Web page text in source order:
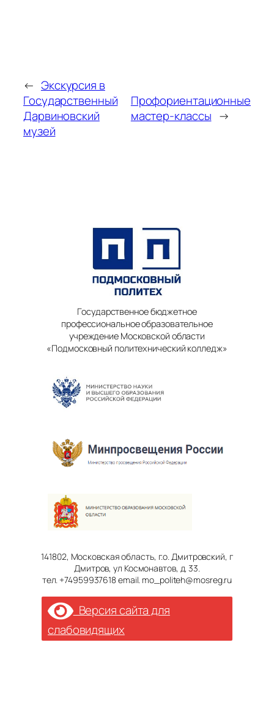
← Экскурсия в
Государственный
Дарвиновский
музей
Профориентационные
мастер-классы →
Государственное бюджетное
профессиональное образовательное
учреждение Московской области
«Подмосковный политехнический колледж»
141802, Московская область, г.о. Дмитровский, г
Дмитров, ул Космонавтов, д. 33.
тел. +74959937618 email. mo_politeh@mosreg.ru
Версия сайта для
слабовидящих